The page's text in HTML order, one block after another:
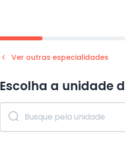
Ver outras especialidades
Escolha a unidade